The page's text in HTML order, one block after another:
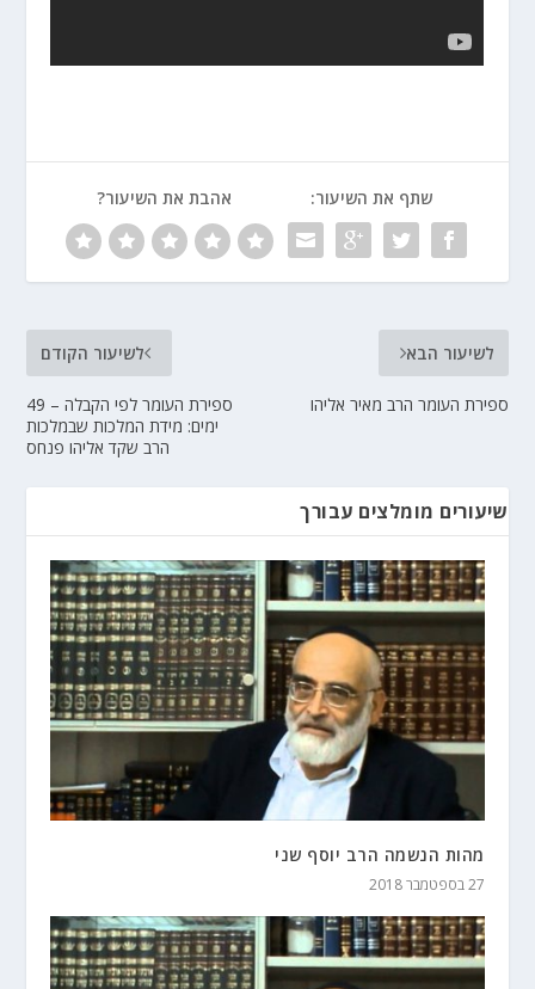
שתף את השיעור: אהבת את השיעור?
לשיעור הקודם
ספירת העומר לפי הקבלה – 49
ימים: מידת המלכות שבמלכות
הרב שקד אליהו פנחס
לשיעור הבא
ספירת העומר הרב מאיר אליהו
שיעורים מומלצים עבורך
מהות הנשמה הרב יוסף שני
27 בספטמבר 2018